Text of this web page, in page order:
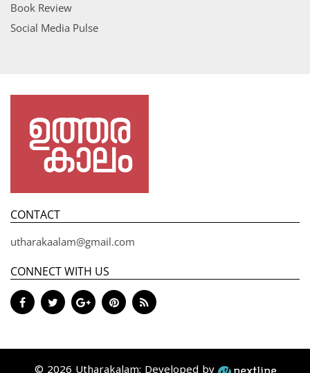
Book Review
Social Media Pulse
CONTACT
utharakaalam@gmail.com
CONNECT WITH US